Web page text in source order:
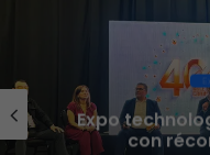
Expo
con